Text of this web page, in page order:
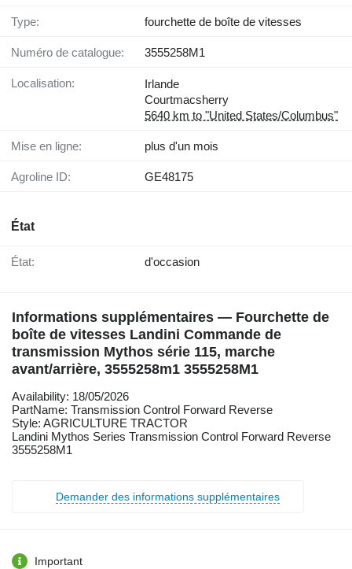
Type: fourchette de boîte de vitesses
Numéro de catalogue: 3555258M1
Localisation:
Irlande
Courtmacsherry
5640 km to "United States/Columbus"
Mise en ligne: plus d'un mois
Agroline ID: GE48175
État
État: d'occasion
Informations supplémentaires — Fourchette de
boîte de vitesses Landini Commande de
transmission Mythos série 115, marche
avant/arrière, 3555258m1 3555258M1
Availability: 18/05/2026
PartName: Transmission Control Forward Reverse
Style: AGRICULTURE TRACTOR
Landini Mythos Series Transmission Control Forward Reverse
3555258M1
Demander des informations supplémentaires
Important